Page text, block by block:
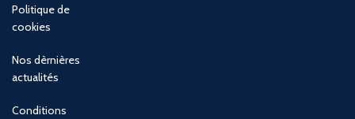
Politique de
cookies
Nos dèrnières
actualités
Conditions